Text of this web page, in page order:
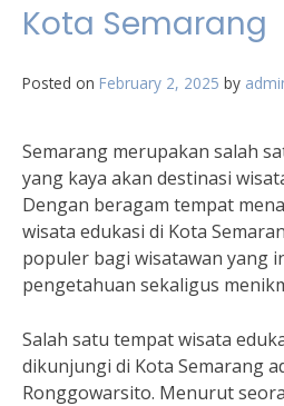
Kota Semarang
Posted on February 2, 2025 by
Semarang merupakan salah
yang kaya akan destinasi
Dengan beragam tempat
wisata edukasi di Kota
populer bagi wisatawan yang
pengetahuan sekaligus
Salah satu tempat wisata
dikunjungi di Kota Semarang
Ronggowarsito. Menurut